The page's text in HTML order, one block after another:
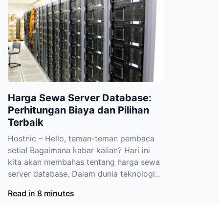
Harga Sewa Server Database:
Perhitungan Biaya dan Pilihan
Terbaik
Hostnic – Hello, teman-teman pembaca
setia! Bagaimana kabar kalian? Hari ini
kita akan membahas tentang harga sewa
server database. Dalam dunia teknologi...
Read in 8 minutes